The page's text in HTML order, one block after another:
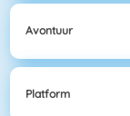
Avontuur
Platform